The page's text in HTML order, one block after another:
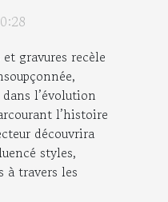
et gravures recèle
l’évolution
l’histoire
découvrira
styles,
à travers les